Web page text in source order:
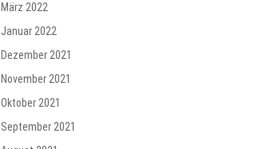
März 2022
Januar 2022
Dezember 2021
November 2021
Oktober 2021
September 2021